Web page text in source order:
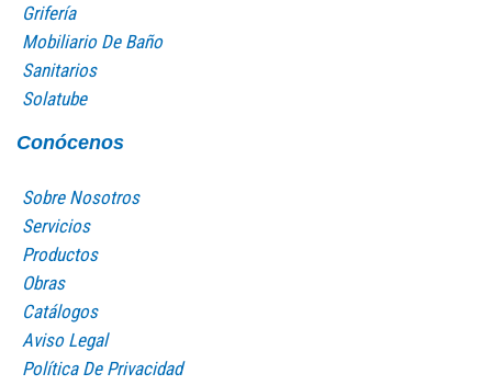
Grifería
Mobiliario De Baño
Sanitarios
Solatube
Conócenos
Sobre Nosotros
Servicios
Productos
Obras
Catálogos
Aviso Legal
Política De Privacidad